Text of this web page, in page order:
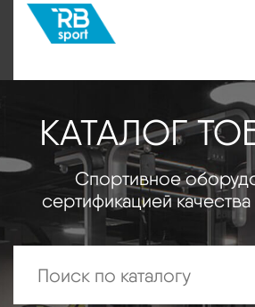
КАТАЛОГ
Спортивное
сертификацией качества